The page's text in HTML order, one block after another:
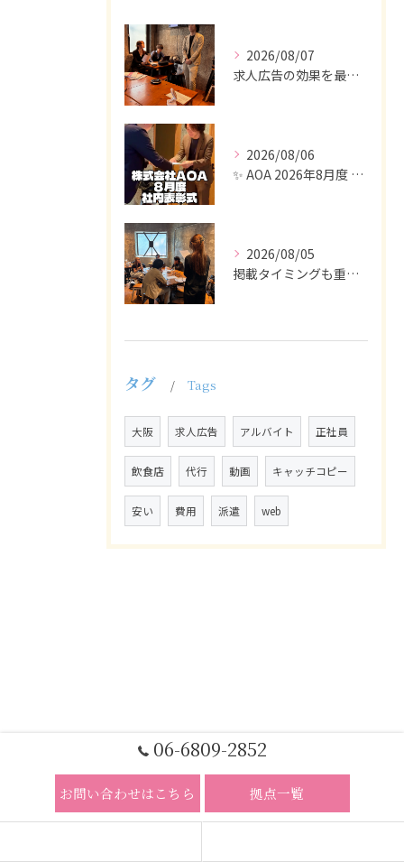
2026/08/07
求人広告の効果を最大化するために最も重要なのは、掲載タイミン...
2026/08/06
✨ AOA 2026年8月度 表彰式レポート ✨
2026/08/05
掲載タイミングも重要で、業界動向や求職者の活動時期に合わせて...
タグ Tags
大阪 求人広告 アルバイト 正社員
飲食店 代行 動画 キャッチコピー
安い 費用 派遣 web
06-6809-2852
お問い合わせはこちら 拠点一覧